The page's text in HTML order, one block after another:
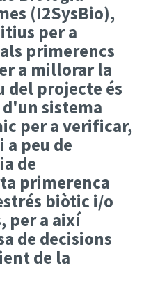
(I2SysBio),
per a
primerencs
a millorar la
del projecte és
sistema
per a verificar,
peu de
de
primerenca
biòtic i/o
per a així
de decisions
de la